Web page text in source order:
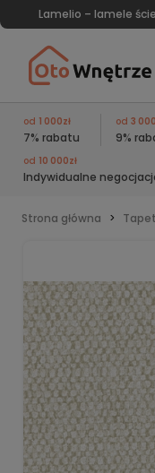
Lamelio – lamele
od 1 000zł
7% rabatu
od 3
9%
od 10 000zł
Indywidualne
Strona główna